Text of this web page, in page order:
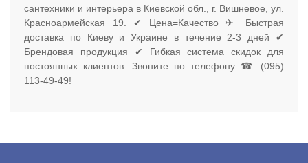
сантехники и интерьера в Киевской обл., г. Вишневое, ул.
Красноармейская 19. ✔ Цена=Качество ✈ Быстрая
доставка по Киеву и Украине в течение 2-3 дней ✔
Брендовая продукция ✔ Гибкая система скидок для
постоянных клиентов. Звоните по телефону ☎ (095)
113-49-49!